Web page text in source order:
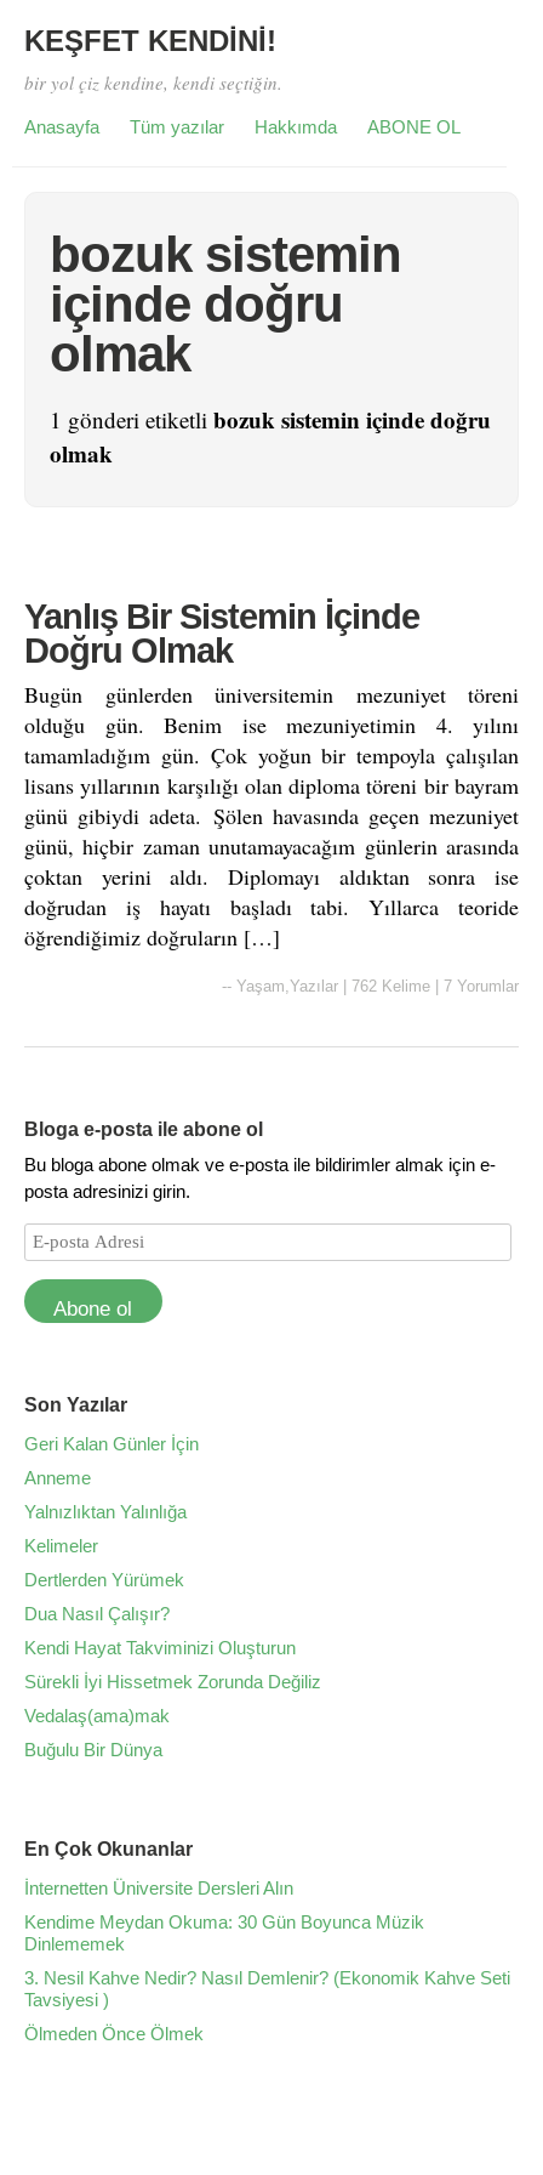
KEŞFET KENDİNİ!
bir yol çiz kendine, kendi seçtiğin.
Anasayfa Tüm yazılar Hakkımda ABONE OL
bozuk sistemin
içinde doğru
olmak
1 gönderi etiketli bozuk sistemin içinde doğru
olmak
Yanlış Bir Sistemin İçinde
Doğru Olmak
Bugün günlerden üniversitemin mezuniyet töreni
olduğu gün. Benim ise mezuniyetimin 4. yılını
tamamladığım gün. Çok yoğun bir tempoyla çalışılan
lisans yıllarının karşılığı olan diploma töreni bir bayram
günü gibiydi adeta. Şölen havasında geçen mezuniyet
günü, hiçbir zaman unutamayacağım günlerin arasında
çoktan yerini aldı. Diplomayı aldıktan sonra ise
doğrudan iş hayatı başladı tabi. Yıllarca teoride
öğrendiğimiz doğruların […]
-- Yaşam,Yazılar 762 Kelime 7 Yorumlar
Bloga e-posta ile abone ol
Bu bloga abone olmak ve e-posta ile bildirimler almak için e-
posta adresinizi girin.
Abone ol
Son Yazılar
Geri Kalan Günler İçin
Anneme
Yalnızlıktan Yalınlığa
Kelimeler
Dertlerden Yürümek
Dua Nasıl Çalışır?
Kendi Hayat Takviminizi Oluşturun
Sürekli İyi Hissetmek Zorunda Değiliz
Vedalaş(ama)mak
Buğulu Bir Dünya
En Çok Okunanlar
İnternetten Üniversite Dersleri Alın
Kendime Meydan Okuma: 30 Gün Boyunca Müzik
Dinlememek
3. Nesil Kahve Nedir? Nasıl Demlenir? (Ekonomik Kahve Seti
Tavsiyesi )
Ölmeden Önce Ölmek